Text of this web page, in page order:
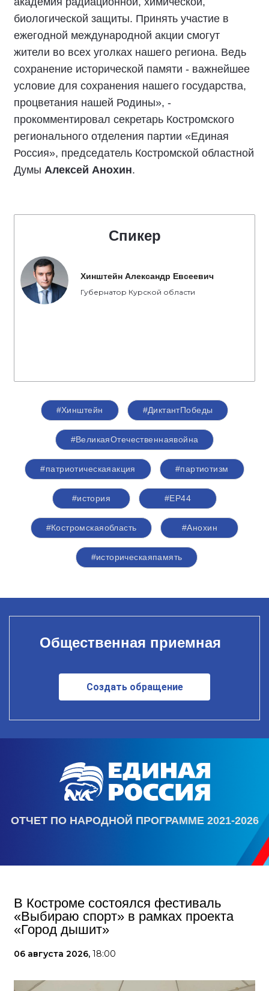
биологической защиты. Принять участие в
ежегодной международной акции смогут
жители во всех уголках нашего региона. Ведь
сохранение исторической памяти - важнейшее
условие для сохранения нашего государства,
процветания нашей Родины», -
прокомментировал секретарь Костромского
регионального отделения партии «Единая
Россия», председатель Костромской областной
Думы Алексей Анохин.
Спикер
Хинштейн Александр Евсеевич
Губернатор Курской области
#Хинштейн #ДиктантПобеды
#ВеликаяОтечественнаявойна
#патриотическаяакция #партиотизм
#история #ЕР44
#Костромскаяобласть #Анохин
#историческаяпамять
Общественная приемная
Создать обращение
ОТЧЕТ ПО НАРОДНОЙ ПРОГРАММЕ 2021-2026
В Костроме состоялся фестиваль
«Выбираю спорт» в рамках проекта
«Город дышит»
06 августа 2026, 18:00